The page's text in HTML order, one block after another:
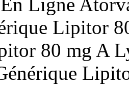
Lipitor
80 mg A